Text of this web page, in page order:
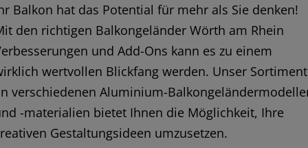
Balkon hat das Potential für mehr als Sie denken!
den richtigen Balkongeländer Wörth am Rhein
und Add-Ons kann es zu einem
wertvollen Blickfang werden. Unser Sortiment
verschiedenen Aluminium-
-materialien bietet Ihnen die Möglichkeit, Ihre
Gestaltungsideen umzusetzen.